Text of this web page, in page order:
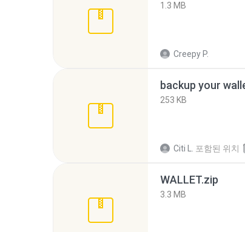
1.3 MB
Creepy P.
backup your
253 KB
Citi L. 포함된 위치
WALLET.zip
3.3 MB